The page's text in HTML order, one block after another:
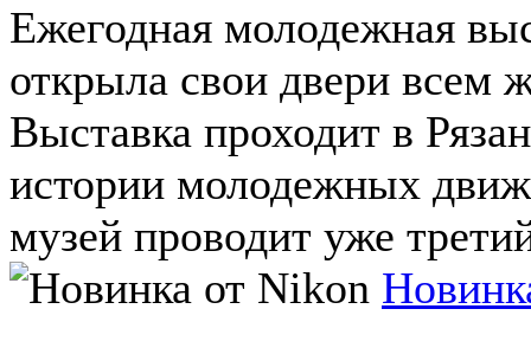
Ежегодная молодежная
открыла свои двери
Выставка проходит в
истории молодежных
музей проводит уже